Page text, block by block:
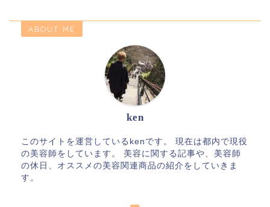
ABOUT ME
ken
このサイトを運営しているkenです。 現在は都内で現役
の美容師をしています。 美容に関する記事や、美容師
の休日、オススメの美容関連商品の紹介をしていきま
す。